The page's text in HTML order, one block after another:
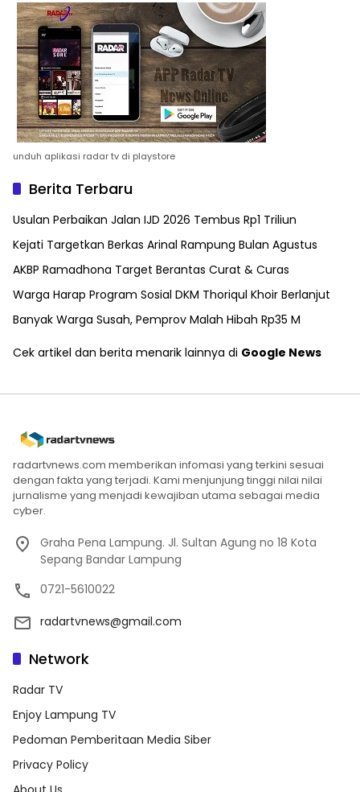
unduh aplikasi radar tv di playstore
Berita Terbaru
Usulan Perbaikan Jalan IJD 2026 Tembus Rp1 Triliun
Kejati Targetkan Berkas Arinal Rampung Bulan Agustus
AKBP Ramadhona Target Berantas Curat & Curas
Warga Harap Program Sosial DKM Thoriqul Khoir Berlanjut
Banyak Warga Susah, Pemprov Malah Hibah Rp35 M
Cek artikel dan berita menarik lainnya di Google News
radartvnews.com memberikan infomasi yang terkini sesuai
dengan fakta yang terjadi. Kami menjunjung tinggi nilai nilai
jurnalisme yang menjadi kewajiban utama sebagai media
cyber.
Graha Pena Lampung. Jl. Sultan Agung no 18 Kota
Sepang Bandar Lampung
0721-5610022
radartvnews@gmail.com
Network
Radar TV
Enjoy Lampung TV
Pedoman Pemberitaan Media Siber
Privacy Policy